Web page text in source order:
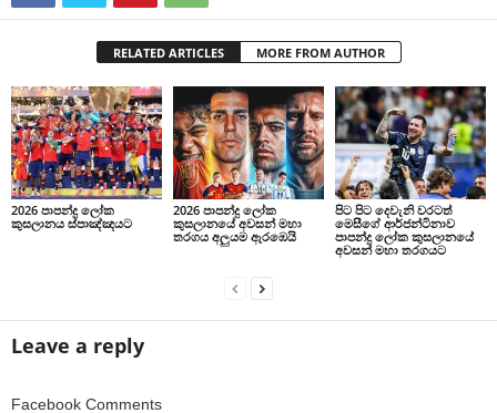
RELATED ARTICLES MORE FROM AUTHOR
2026 පාපන්දු ලෝක
කුසලානය ස්පාඤ්ඤයට
2026 පාපන්දු ලෝක
කුසලානයේ අවසන් මහා
තරගය අලුයම ඇරඹෙයි
පිට පිට දෙවැනි වරටත්
මෙසීගේ ආර්ජන්ටිනාව
පාපන්දු ලෝක කුසලානයේ
අවසන් මහා තරගයට
Leave a reply
Facebook Comments